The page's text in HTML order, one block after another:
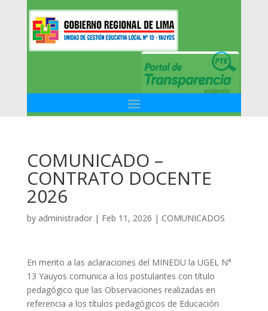
COMUNICADO –
CONTRATO DOCENTE
2026
by administrador| Feb 11, 2026 | COMUNICADOS
En merito a las aclaraciones del MINEDU la UGEL N°
13 Yauyos comunica a los postulantes con título
pedagógico que las Observaciones realizadas en
referencia a los títulos pedagógicos de Educación